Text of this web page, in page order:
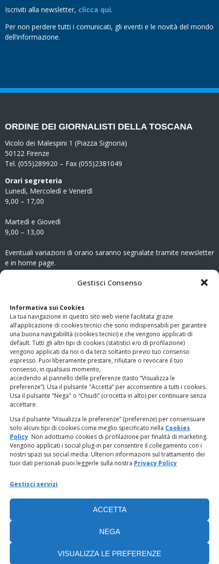
Gestisci Consenso
Informativa sui Cookies
La tua navigazione in questo sito web viene facilitata grazie
all’applicazione di cookies tecnici che sono indispensabili per garantire
una buona navigabilità (cookies tecnici) e che vengono applicati di
default. Tutti gli altri tipi di cookies (statistici e/o di profilazione)
vengono applicati da noi o da terzi soltanto previo tuo consenso
espresso. Puoi liberamente prestare, rifiutare o revocare il tuo
consenso, in qualsiasi momento,
accedendo al pannello delle preferenze (tasto “Visualizza le
preferenze”). Usa il pulsante "Accetta” per acconsentire a tutti i cookies.
Usa il pulsante "Nega" o “Chiudi” (crocetta in alto) per continuare senza
accettare.
Usa il pulsante “Visualizza le preferenze” (preferenze) per consensuare
solo alcuni tipi di cookies come meglio specificato nella Cookies
Policy Non adottiamo cookies di profilazione per finalità di marketing.
Vengono applicati i social plug-in per consentire il collegamento con i
nostri spazi sui social media. Ulteriori informazioni sul trattamento dei
tuoi dati personali puoi leggerle sulla nostra Privacy Policy
Gestisci servizi
ACCETTA
NEGA
VISUALIZZA LE PREFERENZE
Iscriviti alla newsletter, clicca qui.
Per non perdere tutti i comunicati, gli eventi e le novità del mondo
dell’informazione.
ORDINE DEI GIORNALISTI DELLA TOSCANA
Vicolo dei Malespini 1 (Piazza Signoria)
50122 Firenze
Tel. (055)289920 – Fax (055)2381049
Orari segreteria
Lunedì, Mercoledì e Venerdì
9,00 – 17,00
Martedì e Giovedì
9,00 – 13,00
Eventuali variazioni di orario saranno segnalate tramite newsletter
e in home page.
www.odg.toscana.it – testata registrata presso il Tribunale di
Firenze al nr. 5208 dell’ 08.10.2002. Direttore responsabile:
Giampaolo Marchini – C.F. 80005790482
LINK UTILI
PagoPA
Privacy Policy
Regolamento categorie particolari di dati personali e dati
giudiziari
Amministrazione Trasparente
Cookie Policy (UE)